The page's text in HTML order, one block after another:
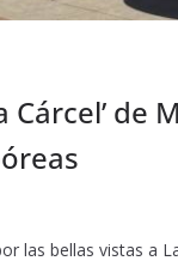
de
las bellas vistas a